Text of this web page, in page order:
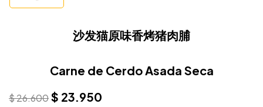
沙发猫原味香烤猪肉脯
Carne de Cerdo Asada Seca
$26.600$ 23.950